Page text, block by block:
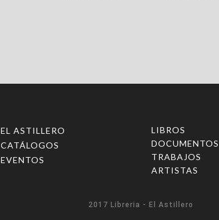
EL ASTILLERO
CATÁLOGOS
EVENTOS
LIBROS
DOCUMENTOS
TRABAJOS
ARTISTAS
2017 Libreria - El Astillero